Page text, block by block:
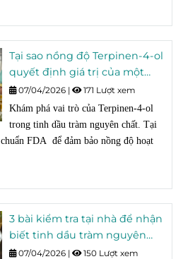
Tại sao nồng độ Terpinen-4-ol
quyết định giá trị của một
chai tinh dầu tràm?
07/04/2026 | 171 Lượt xem
Khám phá vai trò của Terpinen-4-ol
trong tinh dầu tràm nguyên chất. Tại
chuẩn FDA để đảm bảo nồng độ hoạt
3 bài kiểm tra tại nhà để nhận
biết tinh dầu tràm nguyên
chất trong 30 giây
07/04/2026 | 150 Lượt xem